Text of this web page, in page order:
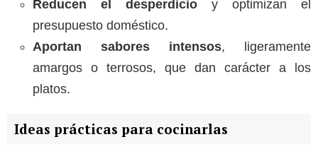
Reducen el desperdicio y optimizan el
presupuesto doméstico.
Aportan sabores intensos, ligeramente
amargos o terrosos, que dan carácter a los
platos.
Ideas prácticas para cocinarlas